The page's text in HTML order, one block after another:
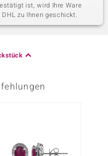
ist, wird Ihre Ware
zu Ihnen geschickt.